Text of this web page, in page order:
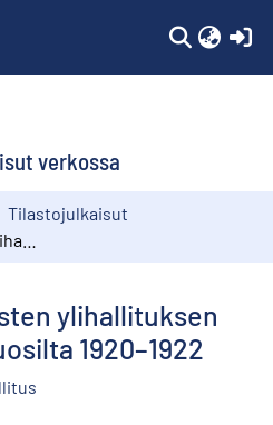
verkossa
Tilastojulkaisut
ylihallituksen
1920–1922